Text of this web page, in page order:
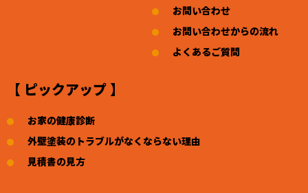
お問い合わせ
お問い合わせからの流れ
よくあるご質問
【 ピックアップ 】
お家の健康診断
外壁塗装のトラブルがなくならない理由
見積書の見方